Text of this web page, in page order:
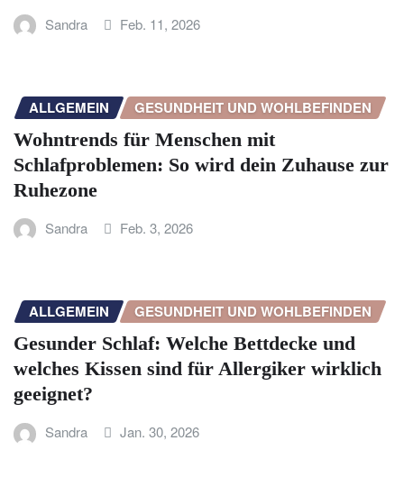
Sandra Feb. 11, 2026
ALLGEMEIN GESUNDHEIT UND WOHLBEFINDEN
Wohntrends für Menschen mit
Schlafproblemen: So wird dein Zuhause zur
Ruhezone
Sandra Feb. 3, 2026
ALLGEMEIN GESUNDHEIT UND WOHLBEFINDEN
Gesunder Schlaf: Welche Bettdecke und
welches Kissen sind für Allergiker wirklich
geeignet?
Sandra Jan. 30, 2026